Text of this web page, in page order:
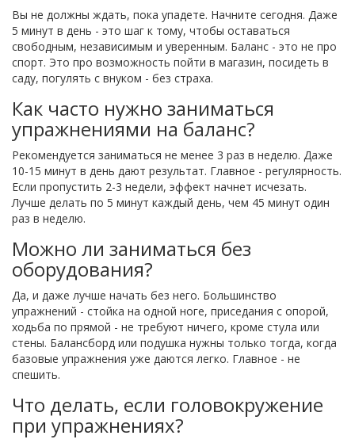
Вы не должны ждать, пока упадете. Начните сегодня. Даже
5 минут в день - это шаг к тому, чтобы оставаться
свободным, независимым и уверенным. Баланс - это не про
спорт. Это про возможность пойти в магазин, посидеть в
саду, погулять с внуком - без страха.
Как часто нужно заниматься
упражнениями на баланс?
Рекомендуется заниматься не менее 3 раз в неделю. Даже
10-15 минут в день дают результат. Главное - регулярность.
Если пропустить 2-3 недели, эффект начнет исчезать.
Лучше делать по 5 минут каждый день, чем 45 минут один
раз в неделю.
Можно ли заниматься без
оборудования?
Да, и даже лучше начать без него. Большинство
упражнений - стойка на одной ноге, приседания с опорой,
ходьба по прямой - не требуют ничего, кроме стула или
стены. Балансборд или подушка нужны только тогда, когда
базовые упражнения уже даются легко. Главное - не
спешить.
Что делать, если головокружение
при упражнениях?